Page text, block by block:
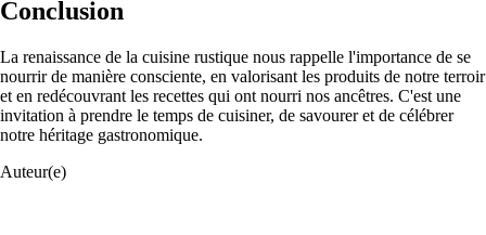
Conclusion
La renaissance de la cuisine rustique nous rappelle l'importance de se
nourrir de manière consciente, en valorisant les produits de notre terroir
et en redécouvrant les recettes qui ont nourri nos ancêtres. C'est une
invitation à prendre le temps de cuisiner, de savourer et de célébrer
notre héritage gastronomique.
Auteur(e)